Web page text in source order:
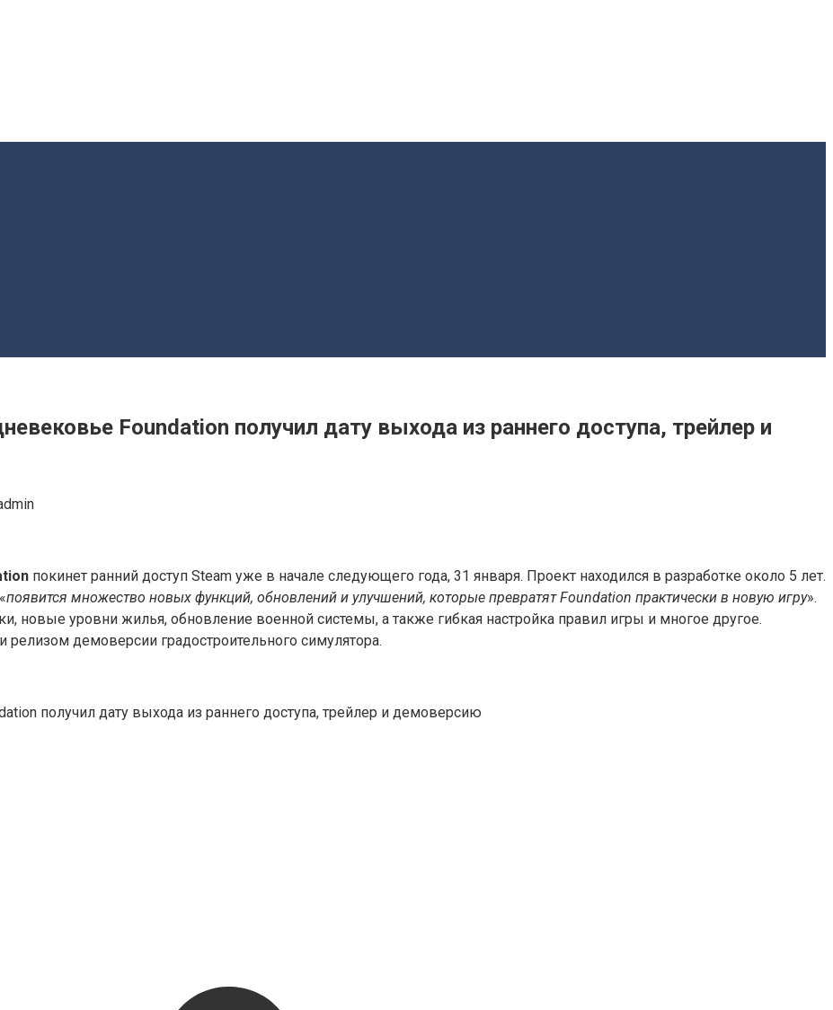
Foundation получил дату выхода из раннего доступа, трейлер и
покинет ранний доступ Steam уже в начале следующего года, 31 января. Проект находился в разработке около 5 лет.
появится множество новых функций, обновлений и улучшений, которые превратят Foundation практически в новую игру».
новые уровни жилья, обновление военной системы, а также гибкая настройка правил игры и многое другое.
демоверсии градостроительного симулятора.